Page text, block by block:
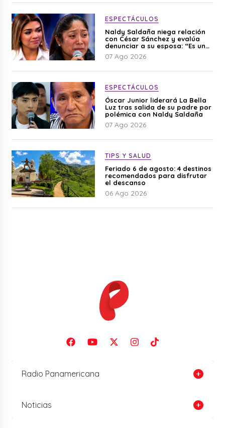
ESPECTÁCULOS
Naldy Saldaña niega relación
con César Sánchez y evalúa
denunciar a su esposa: “Es una
difamación”
07 Ago 2026
ESPECTÁCULOS
Óscar Junior liderará La Bella
Luz tras salida de su padre por
polémica con Naldy Saldaña
07 Ago 2026
TIPS Y SALUD
Feriado 6 de agosto: 4 destinos
recomendados para disfrutar
el descanso
06 Ago 2026
Radio Panamericana
Noticias